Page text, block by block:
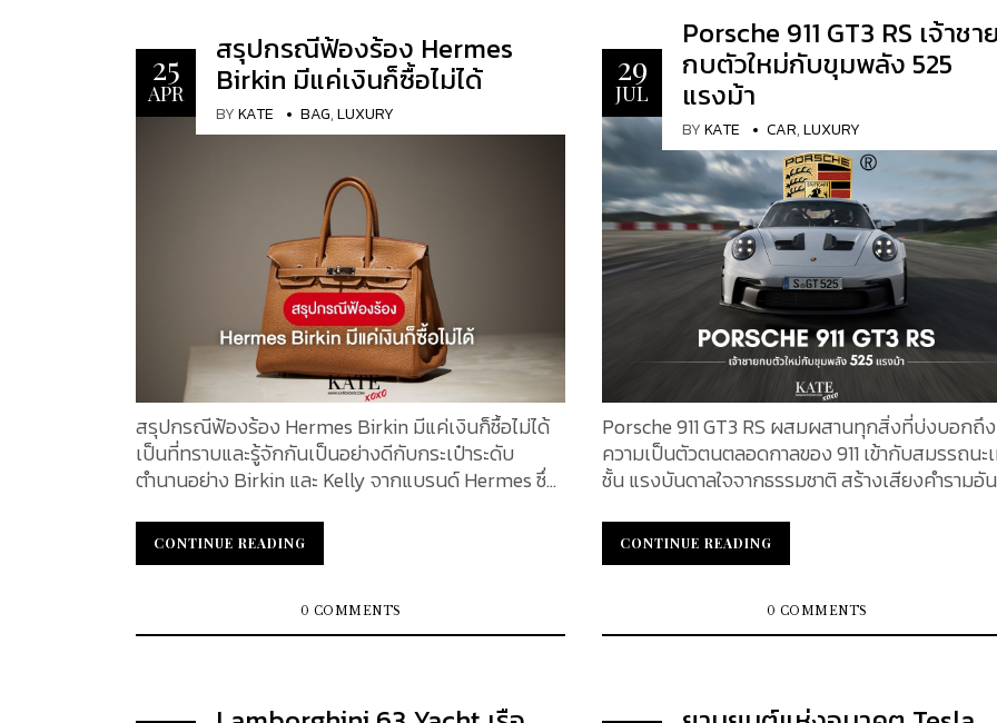
ธุรกิจในหลายประเทศ หน้าปัดแต่ละเขตเวลามีตัวเลขและ
การบอกเวลาที่ชัดเจน ทำให้ใช้งานสะดวกต่อการติดตาม
เวลาของแต่ละพื้นที่ทั่วโลก นาฬิกา Jacob & Co.
Supreme Four Time Zone White Guilloché Dial ถือ
ออกแบบที่หรูหรา ฟังก์ชันการใช้งานที่หลากหลาย และ
คุณภาพของวัสดุ ทำให้เป็นหนึ่งในนาฬิกาที่มีมูลค่าสูง
และเป็นที่ต้องการในหมู่นักสะสม ราคาโดยประมาณ
680,000.- Rolex GMT-Master...
1980 และถึงแม้ว่าจะเป็นการยกย่องกระเป๋า Chanel...
เพียงแต่เป็นการเพิ่มมูลค่าในทรัพย์สิน แต่ยังเป็นการ
ครอบครองสินค้าที่มีความหรูหราและมีประวัติศาสตร์อัน
ยาวนาน KATEXOXO ขอแนะนำกระเป๋า 8 รุ่น ที่ควรค่าแก่
การลงทุน จาก Chanel Chanel Classic Flap เป็นกระ
ตระกูล Chanel กระเป๋ารุ่นนี้มีประวัติยาวนานและมีการ
พัฒนาออกแบบมาอย่างต่อเนื่อง จนกลายเป็น
สัญลักษณ์ของความหรูหราและสไตล์ที่ไม่มีวันตกยุค
ประวัติความเป็นมา เปิดตัวครั้งแรกในปี ค.ศ. 1955 โดย
Gabrielle "Coco" Chanel ภายใต้ชื่อ 2.55 ซึ่งเป็นวันที่
และเดือนที่กระเป๋ารุ่นนี้ถูกออกแบบ ในปี ค.ศ. 1983 Karl
Lagerfeld ได้นำกระเป๋ารุ่นนี้กลับมาออกแบบใหม่ เพิ่ม
การตกแต่งด้วยโลโก้ CC ที่ล็อกกระเป๋า และกลายเป็นที่
รู้จักในนาม Classic Flap Bag การออกแบบและลักษณะ
เด่น วัสดุ: มีการใช้วัสดุหลากหลาย เช่น หนังแกะ
(Lambskin), หนังคาเวียร์ (Caviar Leather), หนังจระเข้
(Crocodile), หนังงู (Python) และผ้า ลายควิลต์
(Quilted Pattern): การเย็บแบบควิลต์ที่ละเอียดอ่อน
ทำให้กระเป๋ามีความทนทานและคงรูปร่างได้ดี สายโซ่และ
หนัง: สายสะพายโซ่ที่สามารถปรับความยาวได้ สามารถ
หลายคนเชื่อว่า สินค้าเหล่านี้ไม่เป็นเพียงแค่สินค้า
ฟุ่มเฟือย แต่มันคือสินทรัพย์ที่สามารถนำมาลงทุน สร้
เม็ดเงินให้งอกเงยได้ ในธุรกิจสินค้าลักชัวรี่ ซึ่งแม้จะได้
รับผลกระทบจาก Covid 19 แต่ก็ยังสามารถฟื้นตัวแล
รับการตอบรับจากผู้บริโภคอย่างสม่ำเสมอ
ขอเสนอ 10 อันดับแบรนด์หรูระดับโลก ซึ่งมียอดซื้อ
ที่สุดในประเทศไทย ครึ่งปีแรกของปี 2024 Luxury
Brand แบรนด์หรูคือบริษัทที่จัดจำหน่าย / ผลิต
ผลิตภัณฑ์และให้บริการระดับพรีเมียม ระดับไฮเอน
ผู้บริโภค ซึ่งมีความแตกต่างจากสินค้าทั่วไปในท้อง
เนื่องจากคุณภาพและงานฝีมือที่เหนือกว่า แบรนด์เ
นี้กำหนดเป้าหมายไปที่ลูกค้าที่มีกำลังทรัพย์มากพอใน
การซื้อ โดยตั้งราคาผลิตภัณฑ์ให้สูงกว่าแบรนด์ทั่วไป
อย่างมาก แบรนด์หรูสร้างมูลค่าผ่านวัสดุที่มีคุณภาพ
ความทนทาน งานฝีมือ มรดกของแบรนด์ ประวัติศ
ความเป็นมาของแบรนด์ ความพิเศษเฉพาะตัว และที่
สำคัญประสบการณ์ และฟีตแบคจากลูกค้า โดยทั่วไป
แล้ว ลักษณะของแบรนด์หรู จะมีองค์ประกอบโดยร
Limited Edition ซึ่งผลิตขึ้นจากวัสดุหายาก และราคา
การจำกัดการผลิต และช่วงระยะเวลาที่วางจำหน่าย การใช้
รายละเอียด และงานฝีมือ สัญลักษณ์ /
เครื่องหมายการค้า / โลโก้สินค้าอันเป็นเอกลักษณ์
25
APR
สรุปกรณีฟ้องร้อง Hermes
Birkin มีแค่เงินก็ซื้อไม่ได้
BYKATE BAG,LUXURY
สรุปกรณีฟ้องร้อง Hermes Birkin มีแค่เงินก็ซื้อไม่ได้
เป็นที่ทราบและรู้จักกันเป็นอย่างดีกับกระเป๋าระดับ
ตำนานอย่าง Birkin และ Kelly จากแบรนด์ Hermes ซึ่ง
กว่าจะได้เป็นเจ้าของกระเป๋าทั้ง 2 รุ่นนี้ นอกจากจำนวน
เงินที่คุณต้องมีมากพอแล้ว คุณยังต้องมีความเป็น
สร้างความไม่พอใจเป็นอย่างมาก กับลูกค้าหลาย ๆ คน
จึงเกิดกรณีพิพาทที่น่าสนใจนี้ขึ้น KATEXOXO จะพาไป
CONTINUE READING
CONTINUE READING
0 COMMENTS
29
JUL
Porsche 911 GT3 RS เจ้าชาย
กบตัวใหม่กับขุมพลัง 525
แรงม้า
BYKATE CAR,LUXURY
Porsche 911 GT3 RS ผสมผสานทุกสิ่งที่บ่งบอกถึง
ความเป็นตัวตนตลอดกาลของ 911 เข้ากับสมรรถนะ
ชั้น แรงบันดาลใจจากธรรมชาติ สร้างเสียงคำรามอั
GT3 R ในสนามแข่งสู่ท้องถนน KATEXOXO จะพาไป
รู้จักเจ้าชายกบตัวใหม่ ซึ่งมาพร้อมกับดีไซน์อันโดดเด่น
Aerodynamics and design Porsche 911 GT3 RS มา
พร้อมกับอัจริยภาพด้านอากาศพลศาสตร์ นักขับขี่
CONTINUE READING
CONTINUE READING
0 COMMENTS